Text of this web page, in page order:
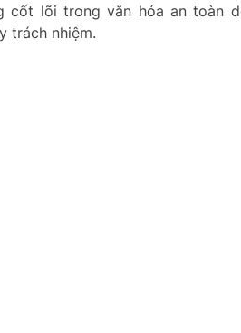
cốt lõi trong văn hóa an toàn
trách nhiệm.